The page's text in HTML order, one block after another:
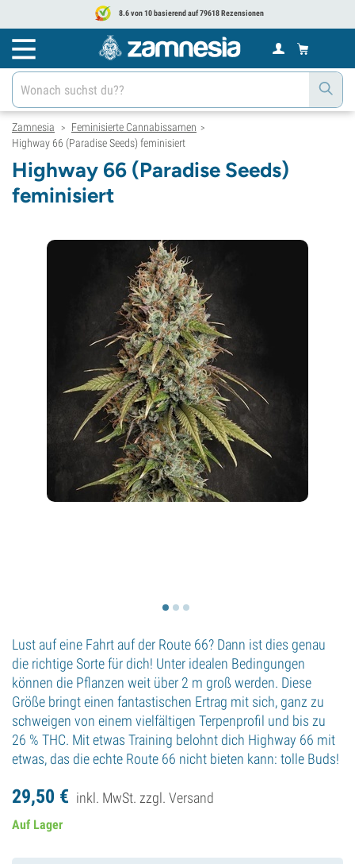
8.6 von 10 basierend auf 79618 Rezensionen
Zamnesia > Feminisierte Cannabissamen >
Highway 66 (Paradise Seeds) feminisiert
Highway 66 (Paradise Seeds)
feminisiert
Lust auf eine Fahrt auf der Route 66? Dann ist dies genau
die richtige Sorte für dich! Unter idealen Bedingungen
können die Pflanzen weit über 2 m groß werden. Diese
Größe bringt einen fantastischen Ertrag mit sich, ganz zu
schweigen von einem vielfältigen Terpenprofil und bis zu
26 % THC. Mit etwas Training belohnt dich Highway 66 mit
etwas, das die echte Route 66 nicht bieten kann: tolle Buds!
29,50 € inkl. MwSt. zzgl. Versand
Auf Lager